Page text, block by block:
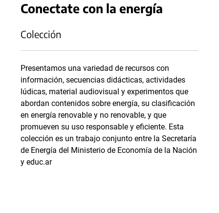
Conectate con la energía
Colección
Presentamos una variedad de recursos con
información, secuencias didácticas, actividades
lúdicas, material audiovisual y experimentos que
abordan contenidos sobre energía, su clasificación
en energía renovable y no renovable, y que
promueven su uso responsable y eficiente. Esta
colección es un trabajo conjunto entre la Secretaría
de Energía del Ministerio de Economía de la Nación
y educ.ar